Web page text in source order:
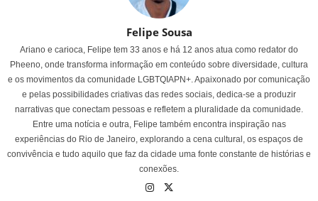
Felipe Sousa
Ariano e carioca, Felipe tem 33 anos e há 12 anos atua como redator do
Pheeno, onde transforma informação em conteúdo sobre diversidade, cultura
e os movimentos da comunidade LGBTQIAPN+. Apaixonado por comunicação
e pelas possibilidades criativas das redes sociais, dedica-se a produzir
narrativas que conectam pessoas e refletem a pluralidade da comunidade.
Entre uma notícia e outra, Felipe também encontra inspiração nas
experiências do Rio de Janeiro, explorando a cena cultural, os espaços de
convivência e tudo aquilo que faz da cidade uma fonte constante de histórias e
conexões.